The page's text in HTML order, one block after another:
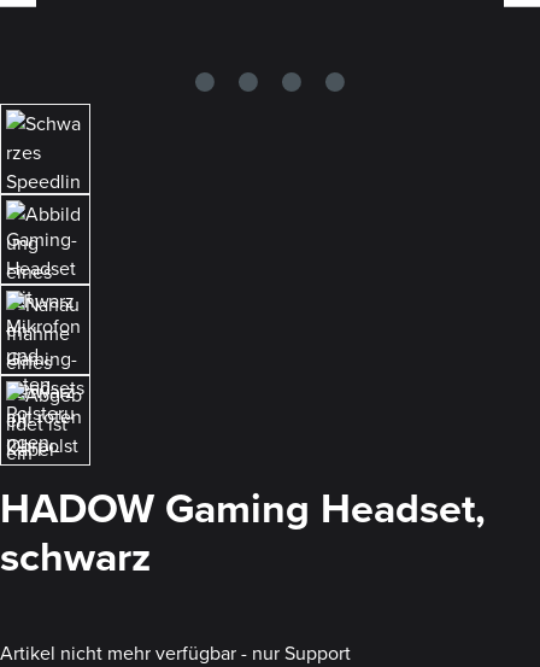
HADOW Gaming Headset,
schwarz
Artikel nicht mehr verfügbar - nur Support